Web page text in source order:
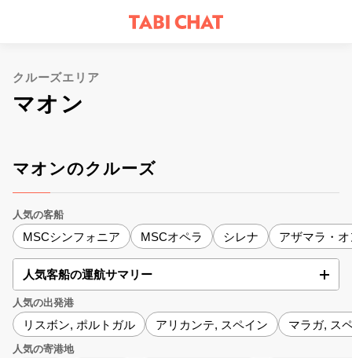
クルーズエリア
マオン
マオンのクルーズ
人気の客船
MSCシンフォニア MSCオペラ シレナ アザマラ・
人気客船の運航サマリー
人気の出発港
リスボン, ポルトガル アリカンテ, スペイン マラガ, ス
人気の寄港地